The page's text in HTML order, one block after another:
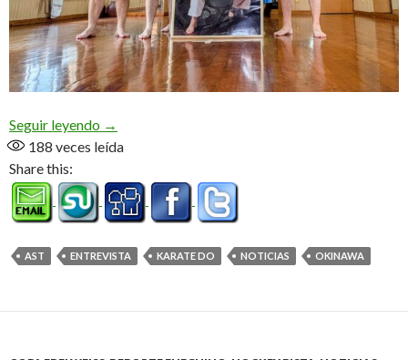
Seguir leyendo Ast desde Okinawa (Audio)
→
188 veces leída
Share this:
AST ENTREVISTA KARATE DO NOTICIAS OKINAWA